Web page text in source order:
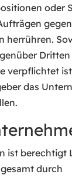
oder
herrühren.
verpflichtet
das
ist berechtigt
durch